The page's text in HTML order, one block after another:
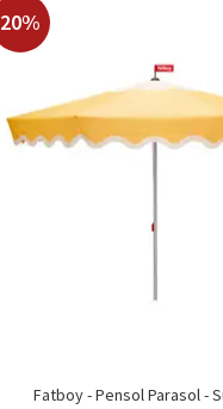
20%
Fatboy - Pensol Parasol -